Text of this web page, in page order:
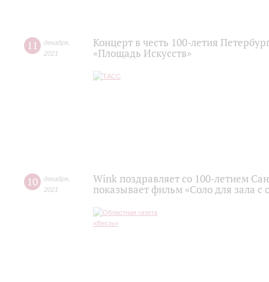
11 декабря
2021
Концерт в честь 100-летия
«Площадь Искусств»
10 декабря
2021
Wink поздравляет со 100-летием
показывает фильм «Соло для зала с